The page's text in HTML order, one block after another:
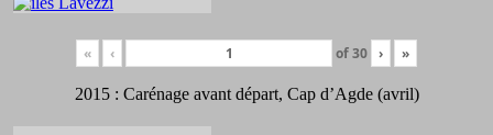
« ‹ of30 › »
2015 : Carénage avant départ, Cap d’Agde (avril)